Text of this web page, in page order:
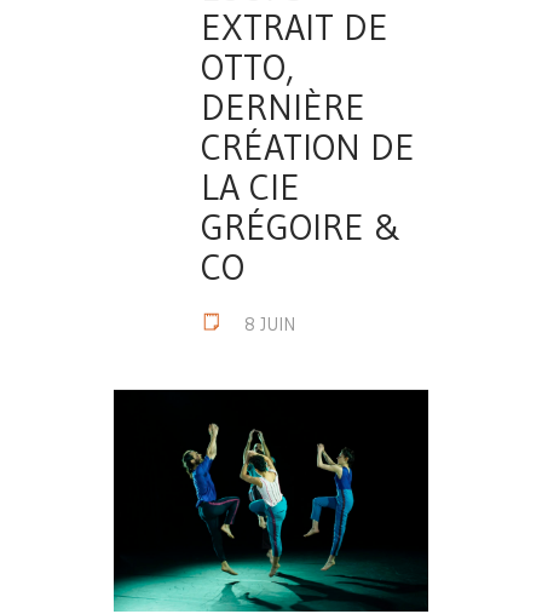
EXTRAIT DE
OTTO,
DERNIÈRE
CRÉATION DE
LA CIE
GRÉGOIRE &
CO
8 JUIN